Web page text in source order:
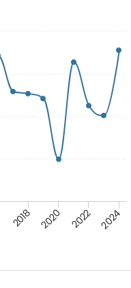
2018 2020 2022 2024